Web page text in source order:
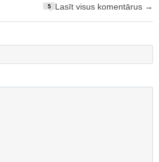
5 Lasīt visus komentārus →